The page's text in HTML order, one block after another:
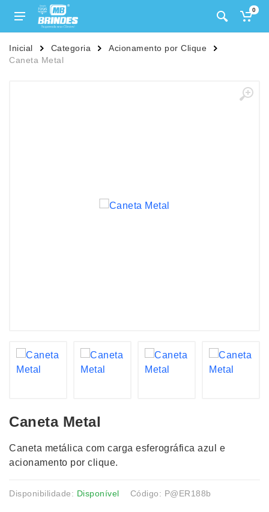
0
Inicial Categoria
Acionamento por Clique
Caneta Metal
Caneta Metal
Caneta metálica com carga esferográfica azul e
acionamento por clique.
Disponibilidade: Disponível Código: P@ER188b